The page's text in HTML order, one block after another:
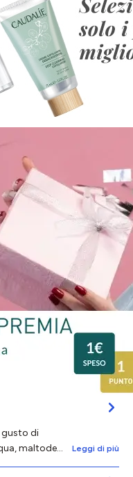
gusto di
maltode…
Leggi di più